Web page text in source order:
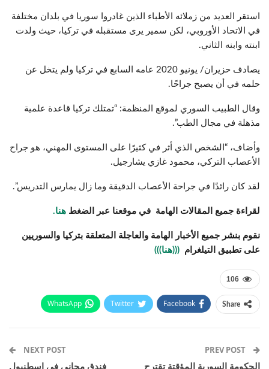
استقر العديد من زملائه الأطباء الذين غادروا سوريا في بلدان مختلفة
في الاتحاد الأوروبي، لكن سمير يرى مستقبله في تركيا، حيث ولدت
ابنته وابنه الثاني.
يصادف حزيران/ يونيو 2020 عامه السابع في تركيا ولم يتخل عن
حلمه في أن يصبح جراحًا.
وقال الطبيب السوري لموقع المنظمة: “تمتلك تركيا قاعدة علمية
مذهلة في مجال الطب”.
وأضاف، “الشخص الذي أثر في كثيرًا على المستوى المهني، هو جراح
الأعصاب التركي، محمود غازي يشارجيل.
لقد كان رائدًا في جراحة الأعصاب الدقيقة وما زال يمارس التدريس”.
لقراءة جميع المقالات الهامة في موقعنا عبر الضغط هنا.
نقوم بنشر جميع الأخبار الهامة والعاجلة المتعلقة بتركيا والسوريين
على تطبيق التيلغرام (((هنا)))
106
Share
Facebook
Twitter
WhatsApp
الحكومة السورية المؤقتة تقترح
NEXT POST
فندق مجاني في اسطنبول